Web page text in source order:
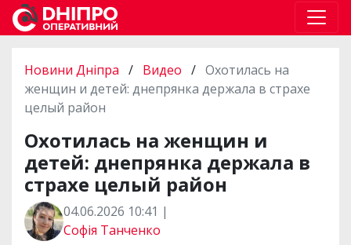
Новини Дніпра / Видео / Охотилась на
женщин и детей: днепрянка держала в страхе
целый район
Охотилась на женщин и
детей: днепрянка держала в
страхе целый район
04.06.2026 10:41 |
Софія Танченко